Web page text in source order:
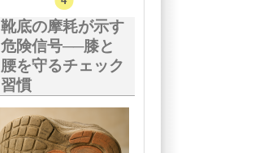
靴底の摩耗が示す
危険信号──膝と
腰を守るチェック
習慣